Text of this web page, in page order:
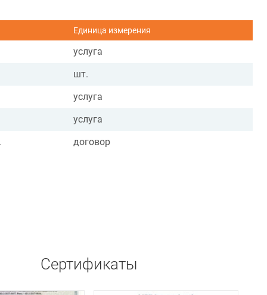
Единица измерения
услуга
шт.
услуга
услуга
договор
Сертификаты